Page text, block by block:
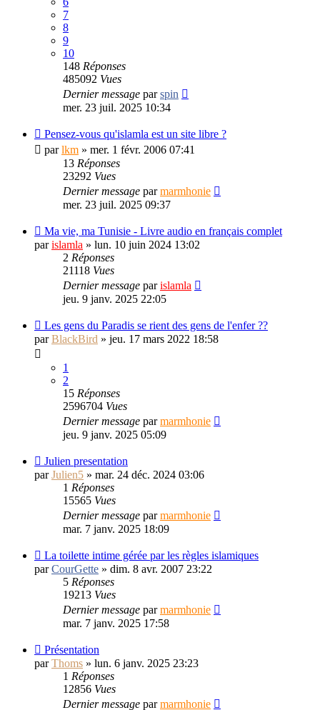
7
8
9
10
148 Réponses
485092 Vues
Dernier message parspin
mer. 23 juil. 2025 10:34
Pensez-vous qu'islamla est un site libre ?
parlkm » mer. 1 févr. 2006 07:41
13 Réponses
23292 Vues
Dernier message parmarmhonie
mer. 23 juil. 2025 09:37
Ma vie, ma Tunisie - Livre audio en français complet
parislamla » lun. 10 juin 2024 13:02
2 Réponses
21118 Vues
Dernier message parislamla
jeu. 9 janv. 2025 22:05
Les gens du Paradis se rient des gens de l'enfer ??
parBlackBird » jeu. 17 mars 2022 18:58
1
2
15 Réponses
2596704 Vues
Dernier message parmarmhonie
jeu. 9 janv. 2025 05:09
Julien presentation
parJulien5 » mar. 24 déc. 2024 03:06
1 Réponses
15565 Vues
Dernier message parmarmhonie
mar. 7 janv. 2025 18:09
La toilette intime gérée par les règles islamiques
parCourGette » dim. 8 avr. 2007 23:22
5 Réponses
19213 Vues
Dernier message parmarmhonie
mar. 7 janv. 2025 17:58
Présentation
parThoms » lun. 6 janv. 2025 23:23
1 Réponses
12856 Vues
Dernier message parmarmhonie